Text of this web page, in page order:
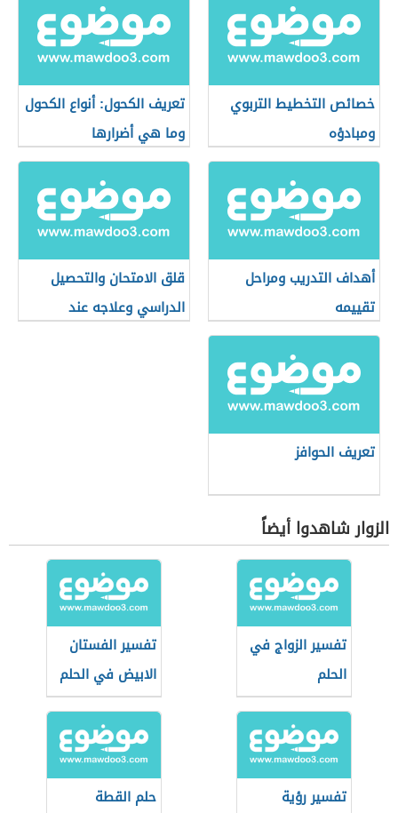
خصائص التخطيط التربوي
ومبادؤه
تعريف الكحول: أنواع الكحول
وما هي أضرارها
أهداف التدريب ومراحل
تقييمه
قلق الامتحان والتحصيل
الدراسي وعلاجه عند
تعريف الحوافز
الزوار شاهدوا أيضاً
تفسير الزواج في
الحلم
تفسير الفستان
الابيض في الحلم
تفسير رؤية
حلم القطة